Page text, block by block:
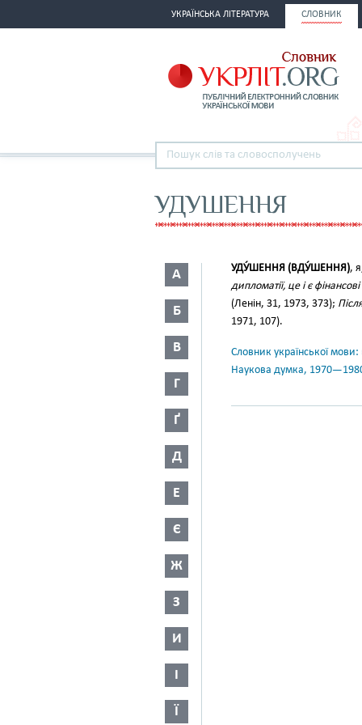
УКРАЇНСЬКА ЛІТЕРАТУРА СЛОВНИК
УДУШЕННЯ
А
Б
В
Г
Ґ
Д
Е
Є
Ж
З
И
І
Ї
УДУ́ШЕННЯ (ВДУ́ШЕННЯ),
дипломатії, це і є
(Ленін, 31, 1973, 373);
1971, 107).
Словник української
Наукова думка,